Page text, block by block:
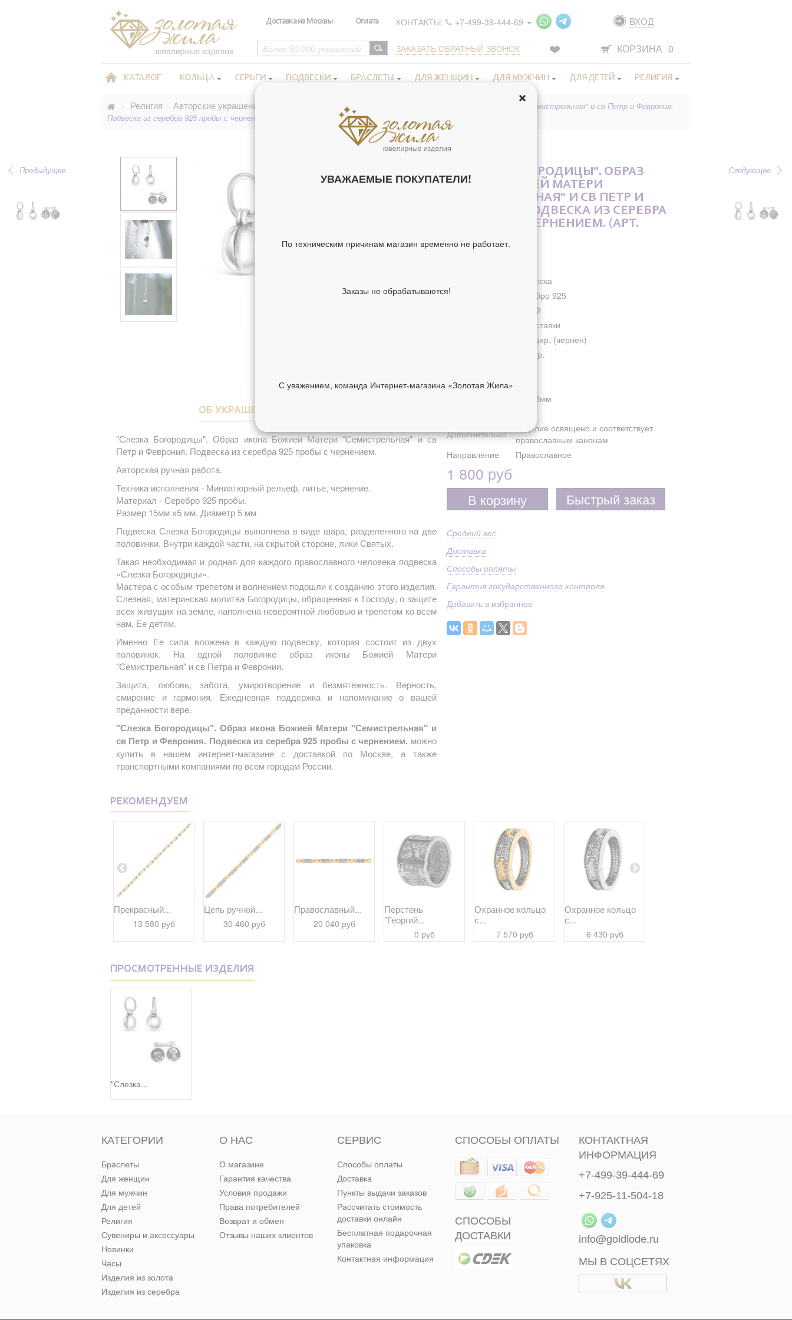
Доставка из Москвы Оплата КОНТАКТЫ: +7-499-39-444-69
ЗАКАЗАТЬ ОБРАТНЫЙ ЗВОНОК
ВХОД
КОРЗИНА 0
КАТАЛОГ КОЛЬЦА СЕРЬГИ ПОДВЕСКИ БРАСЛЕТЫ ДЛЯ ЖЕНЩИН ДЛЯ МУЖЧИН ДЛЯ ДЕТЕЙ РЕЛИГИЯ
Религия Авторские украшения ручной работы
"Слезка Богородицы". Образ икона Божией Матери "Семистрельная" и св Петр и Феврония.
Подвеска из серебра 925 пробы с чернением.
Предыдущее Следующее
ОБ УКРАШЕНИИ
"Слезка Богородицы". Образ икона Божией Матери "Семистрельная" и св
Петр и Феврония. Подвеска из серебра 925 пробы с чернением.
Авторская ручная работа.
Техника исполнения - Миниатюрный рельеф, литье, чернение.
Материал - Серебро 925 пробы.
Размер 15мм х5 мм. Диаметр 5 мм
Подвеска Слезка Богородицы выполнена в виде шара, разделенного на две
половинки. Внутри каждой части, на скрытой стороне, лики Святых.
Такая необходимая и родная для каждого православного человека подвеска
«Слезка Богородицы».
Мастера с особым трепетом и волнением подошли к созданию этого изделия.
Слезная, материнская молитва Богородицы, обращенная к Господу, о защите
всех живущих на земле, наполнена невероятной любовью и трепетом ко всем
нам, Ее детям.
Именно Ее сила вложена в каждую подвеску, которая состоит из двух
половинок. На одной половинке образ иконы Божией Матери
"Семистрельная" и св Петра и Февронии.
Защита, любовь, забота, умиротворение и безмятежность. Верность,
смирение и гармония. Ежедневная поддержка и напоминание о вашей
преданности вере.
"Слезка Богородицы". Образ икона Божией Матери "Семистрельная" и
св Петр и Феврония. Подвеска из серебра 925 пробы с чернением. можно
купить в нашем интернет-магазине с доставкой по Москве, а также
транспортными компаниями по всем городам России.
"СЛЕЗКА БОГОРОДИЦЫ". ОБРАЗ
ИКОНА БОЖИЕЙ МАТЕРИ
"СЕМИСТРЕЛЬНАЯ" И СВ ПЕТР И
ФЕВРОНИЯ. ПОДВЕСКА ИЗ СЕРЕБРА
925 ПРОБЫ С ЧЕРНЕНИЕМ. (АРТ.
Подвеска
Материал
Серебро 925
Белый
Без вставки
Оксидир. (чернен)
1,54 гр.
Ширина, мм
6мм*3мм
Дополнительно
Изделие освящено и соответствует
православным канонам
Направление
Православное
1 800 руб
В корзину Быстрый заказ
Средний вес
Доставка
Способы оплаты
Гарантия государственного контроля
Добавить в избранное
РЕКОМЕНДУЕМ
Прекрасный...
13 580 руб
Цепь ручной...
30 460 руб
Православный...
20 040 руб
Перстень
"Георгий...
0 руб
Охранное кольцо
с...
7 570 руб
Охранное кольцо
с...
6 430 руб
ПРОСМОТРЕННЫЕ ИЗДЕЛИЯ
"Слезка...
КАТЕГОРИИ
Браслеты
Для женщин
Для мужчин
Для детей
Религия
Сувениры и аксессуары
Новинки
Часы
Изделия из золота
Изделия из серебра
О НАС
О магазине
Гарантия качества
Условия продажи
Права потребителей
Возврат и обмен
Отзывы наших клиентов
СЕРВИС
Способы оплаты
Доставка
Пункты выдачи заказов
Рассчитать стоимость
доставки онлайн
Бесплатная подарочная
упаковка
Контактная информация
СПОСОБЫ ОПЛАТЫ
СПОСОБЫ
ДОСТАВКИ
КОНТАКТНАЯ
ИНФОРМАЦИЯ
+7-499-39-444-69
+7-925-11-504-18
info@goldlode.ru
МЫ В СОЦСЕТЯХ
УВАЖАЕМЫЕ ПОКУПАТЕЛИ!
По техническим причинам магазин временно не работает.
Заказы не обрабатываются!
С уважением, команда Интернет-магазина «Золотая Жила»